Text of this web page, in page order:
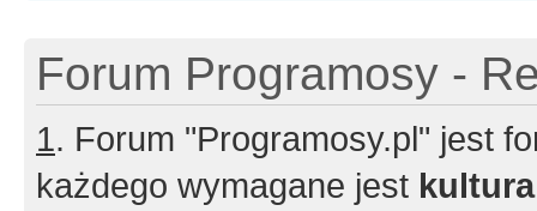
Forum Programosy -
1. Forum "Programosy.pl" jest
każdego wymagane jest